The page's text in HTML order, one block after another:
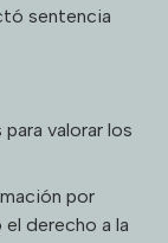
sentencia
valorar los
por
derecho a la